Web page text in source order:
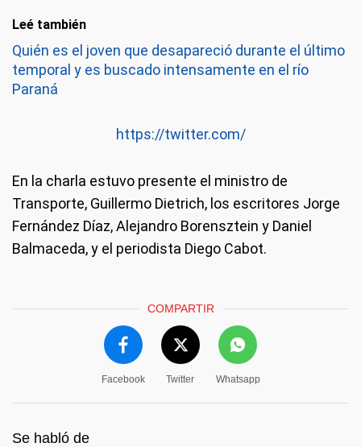
Leé también
Quién es el joven que desapareció durante el último
temporal y es buscado intensamente en el río
Paraná
https://twitter.com/
En la charla estuvo presente el ministro de
Transporte, Guillermo Dietrich, los escritores Jorge
Fernández Díaz, Alejandro Borensztein y Daniel
Balmaceda, y el periodista Diego Cabot.
COMPARTIR
Facebook Twitter Whatsapp
Se habló de